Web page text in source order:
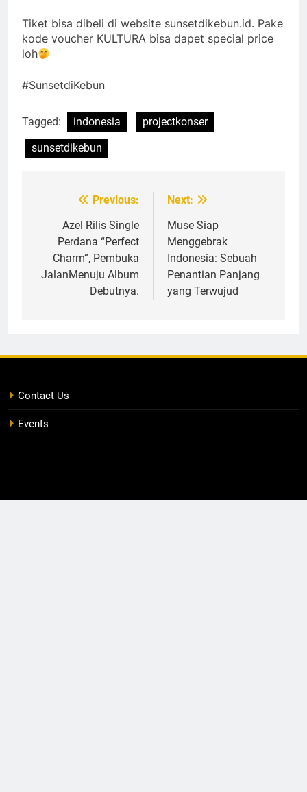
Tiket bisa dibeli di website sunsetdikebun.id. Pake
kode voucher KULTURA bisa dapet special price
loh
#SunsetdiKebun
Tagged: indonesia
projectkonser
sunsetdikebun
navigation
Previous:
Azel Rilis Single
Perdana “Perfect
Charm”, Pembuka
JalanMenuju Album
Debutnya.
Next:
Muse Siap
Menggebrak
Indonesia: Sebuah
Penantian Panjang
yang Terwujud
Contact Us
Events